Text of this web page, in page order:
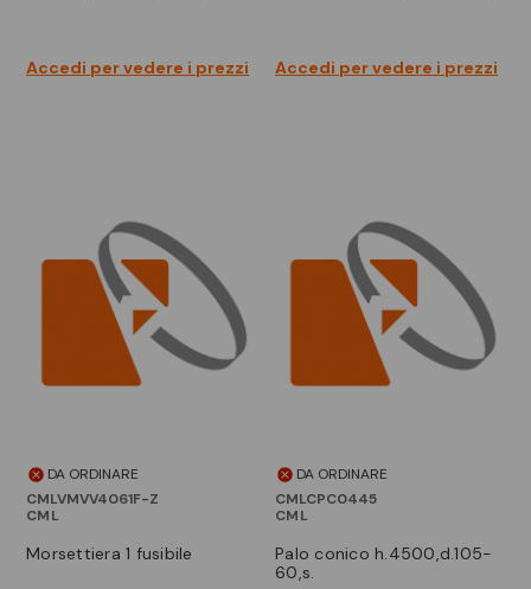
Accedi per vedere i prezzi Accedi per vedere i prezzi
DA ORDINARE
CMLVMVV4061F-Z
CML
morsettiera 1 fusibile
DA ORDINARE
CMLCPC0445
CML
palo conico h.4500,d.105-
60,s.